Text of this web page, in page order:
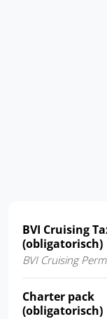
BVI Cruising
(obligatorisch)
BVI Cruising
Charter pack
(obligatorisch)